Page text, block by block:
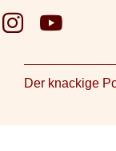
Zum
Inhalt
Der knackige